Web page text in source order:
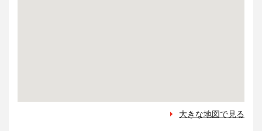
大きな地図で見る